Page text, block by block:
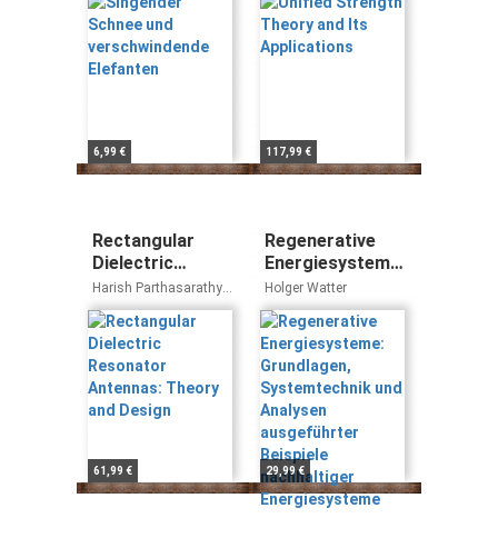
6,99 € 117,99 €
Rectangular
Dielectric
Resonator
Antennas:
Theory and
Design
Harish Parthasarathy
Rajveer S. Yaduvanshi
61,99 €
Regenerative
Energiesysteme:
Grundlagen,
Systemtechnik
und Analysen
ausgeführter
Beispiele
nachhaltiger
Energiesysteme
Holger Watter
29,99 €